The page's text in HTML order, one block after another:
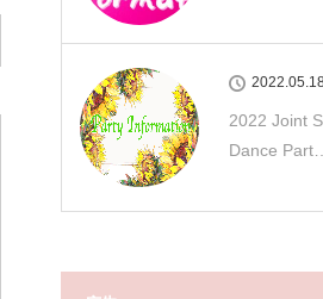
2022 Joint
Dance